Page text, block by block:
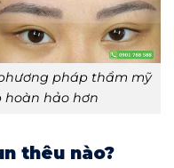
pháp thẩm mỹ
hoàn hảo hơn
thêu nào?